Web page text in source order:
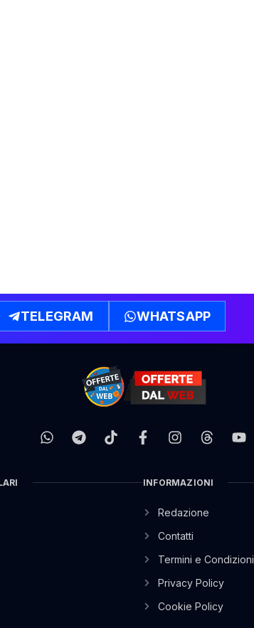
TELEGRAM WHATSAPP
INFORMAZIONI
Redazione
Contatti
Termini e Condizioni
Privacy Policy
Cookie Policy